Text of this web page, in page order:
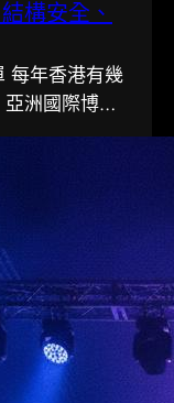
構安全、
每年香港有幾
洲國際博覽